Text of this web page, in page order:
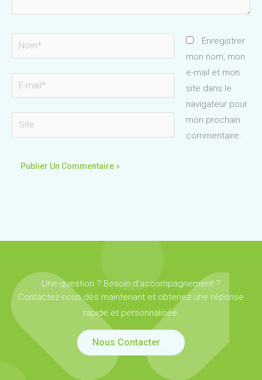
Nom*
mail*
Site
Enregistrer
mon nom, mon
e-mail et mon
site dans le
navigateur pour
mon prochain
commentaire.
Une question ? Besoin d’accompagnement ?
Contactez-nous dès maintenant et obtenez une réponse
rapide et personnalisée.
Nous Contacter